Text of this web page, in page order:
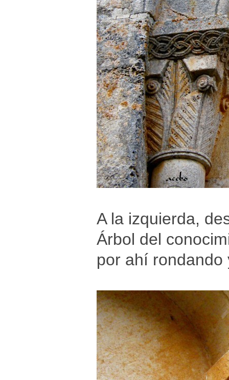
A la izquierda,
Árbol del
por ahí rondando